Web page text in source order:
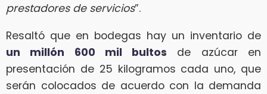
prestadores de servicios”.
Resaltó que en bodegas hay un inventario de
un millón 600 mil bultos de azúcar en
presentación de 25 kilogramos cada uno, que
serán colocados de acuerdo con la demanda